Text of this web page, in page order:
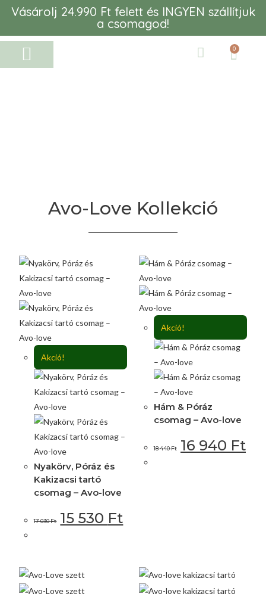
Vásárolj 24.990 Ft felett és INGYEN szállítjuk
a csomagod!
0
Avo-Love Kollekció
Akció!
Nyakörv, Póráz és
Kakizacsi tartó
csomag – Avo-love
17 030Ft 15 530 Ft
Akció!
Hám & Póráz
csomag – Avo-love
18 440Ft 16 940 Ft